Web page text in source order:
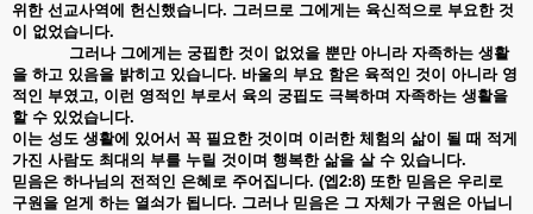
위한 선교사역에 헌신했습니다. 그러므로 그에게는 육신적으로 부요한 것
이
없었습니다.
그러나 그에게는 궁핍한 것이 없었을 뿐만 아니라 자족하는 생활
을 하고 있음을 밝히고 있습니다. 바울의 부요 함은 육적인 것이 아니라 영
적인 부였고, 이런 영적인 부로서 육의 궁핍도 극복하며 자족하는 생활을
할 수 있었습니다.
이는 성도 생활에 있어서 꼭 필요한 것이며 이러한 체험의 삶이 될 때 적게
가진 사람도 최대의 부를 누릴 것이며 행복한 삶을 살 수 있습니다.
믿음은 하나님의 전적인 은혜로 주어집니다. (엡2:8) 또한 믿음은 우리로
구원을 얻게 하는 열쇠가 됩니다. 그러나 믿음은 그 자체가 구원은 아닙니